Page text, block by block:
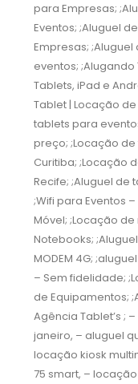
para Empresas;
Eventos; ;Aluguel
Empresas;
eventos;
Tablets, iPad e
Tablet | Locação
tablets para
preço; ;Locação
Curitiba; ;Locação
Recife; ;Aluguel de
;Wifi para Eventos
Móvel; ;Locação
Notebooks; ;Aluguel
MODEM 4G;
– Sem fidelidade;
de Equipamentos;
Agência Tablet’s ;
janeiro, – aluguel
locação kiosk
75 smart, – locação